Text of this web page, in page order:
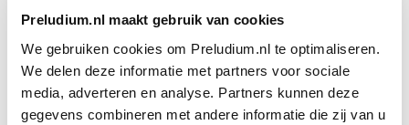
Preludium.nl maakt gebruik van cookies
We gebruiken cookies om Preludium.nl te optimaliseren.
We delen deze informatie met partners voor sociale
media, adverteren en analyse. Partners kunnen deze
gegevens combineren met andere informatie die zij van u